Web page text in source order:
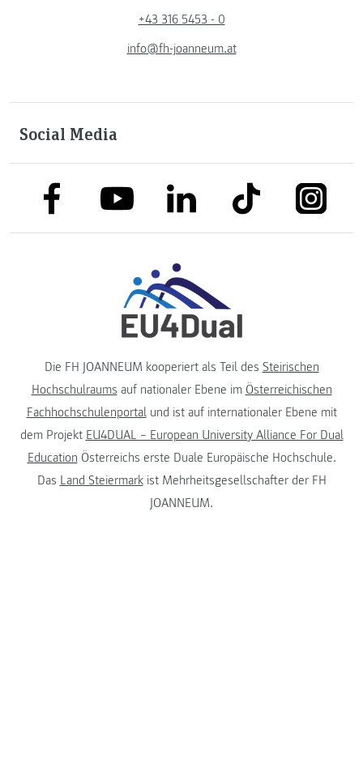
+43 316 5453 - 0
info@fh-joanneum.at
Social Media
link to facebooklink to youtubelink to linkedinlink to tiktok link to
Die FH JOANNEUM kooperiert als Teil des Steirischen
Hochschulraums auf nationaler Ebene im Österreichischen
Fachhochschulenportalund ist auf internationaler Ebene mit
dem Projekt EU4DUAL – European University Alliance For Dual
Education Österreichs erste Duale Europäische Hochschule.
Das Land Steiermarkist Mehrheitsgesellschafter der FH
JOANNEUM.